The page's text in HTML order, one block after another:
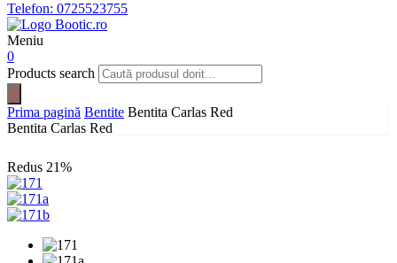
Telefon: 0725523755
Meniu
0
Products search
Prima pagină Bentite Bentita Carlas Red
Bentita Carlas Red
Redus 21%